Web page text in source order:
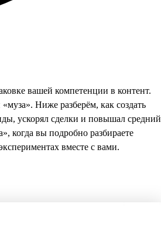
вашей компетенции в контент.
Ниже разберём, как создать
ускорял сделки и повышал средний
когда вы подробно разбираете
вместе с вами.